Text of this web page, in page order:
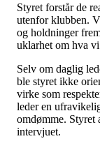
Styret forstår de
utenfor klubben.
og holdninger
uklarhet om hva
Selv om daglig
ble styret ikke
virke som
leder en
omdømme. Styret
intervjuet.